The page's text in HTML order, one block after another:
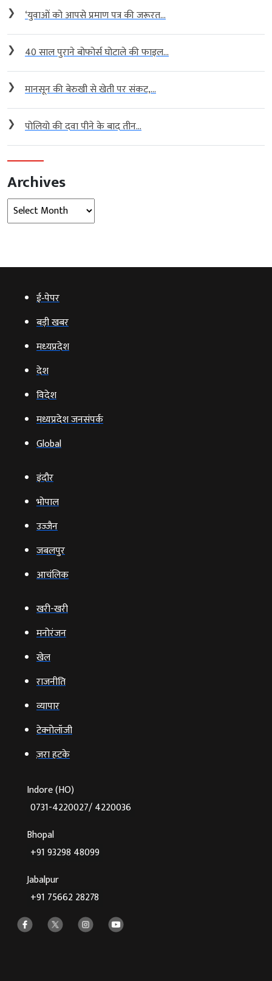
❯ ‘युवाओं को आपसे प्रमाण पत्र की जरूरत...
❯ 40 साल पुराने बोफोर्स घोटाले की फाइल...
❯ मानसून की बेरुखी से खेती पर संकट,...
❯ पोलियो की दवा पीने के बाद तीन...
Archives
Archives
ई‑पेपर
बड़ी खबर
मध्‍यप्रदेश
देश
विदेश
मध्यप्रदेश जनसंपर्क
Global
इंदौर
भोपाल
उज्‍जैन
जबलपुर
आचंलिक
खरी-खरी
मनोरंजन
खेल
राजनीति
व्‍यापार
टेक्‍नोलॉजी
ज़रा हटके
Indore (HO)
0731-4220027/ 4220036
Bhopal
+91 93298 48099
Jabalpur
+91 75662 28278